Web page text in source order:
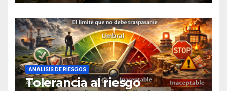
ANÁLISIS DE RIESGOS
Tolerancia al riesgo